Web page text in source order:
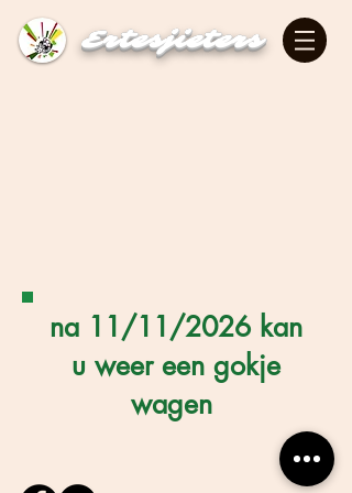
Ertesjieters
na 11/11/2026 kan
u weer een gokje
wagen